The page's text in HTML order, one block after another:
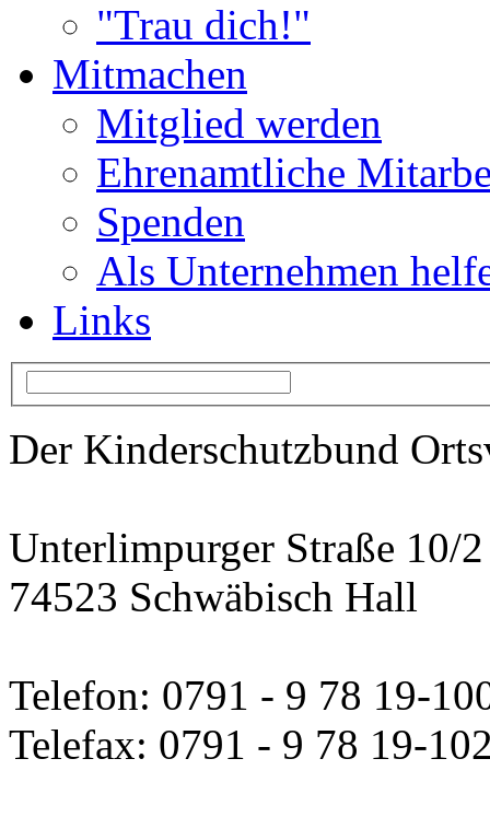
"Trau dich!"
Mitmachen
Mitglied werden
Ehrenamtliche
Spenden
Als Unternehmen
Links
Der Kinderschutzbund
Unterlimpurger Straße 10/2
74523 Schwäbisch Hall
Telefon: 0791 - 9 78 19-
Telefax: 0791 - 9 78 19-